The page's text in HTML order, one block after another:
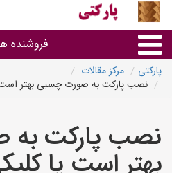
فروشنده
گروه ها
استان ها
پارکتی
مرکز مقالات
نصب پارکت به صورت چسبی بهتر است
نصب پارکت